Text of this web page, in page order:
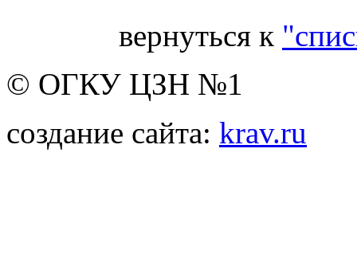
вернуться к
© ОГКУ ЦЗН №1
создание сайта: krav.ru